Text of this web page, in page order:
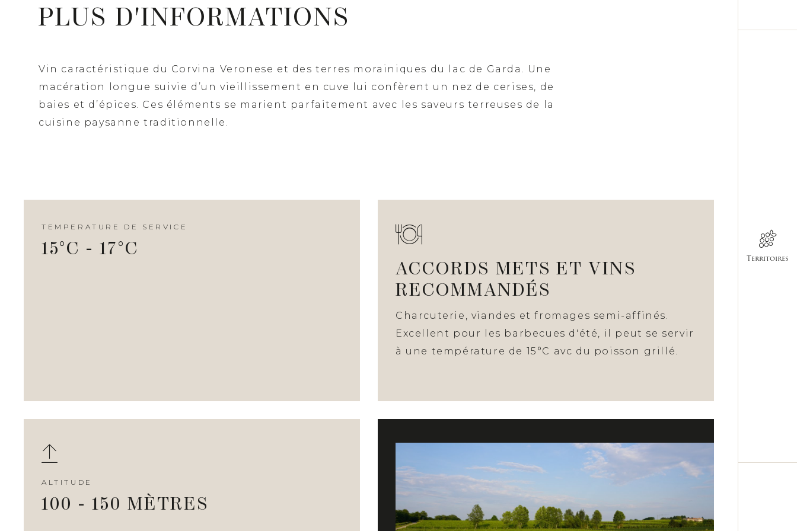
Territoires
PLUS D'INFORMATIONS
Vin caractéristique du Corvina Veronese et des terres morainiques du lac de Garda. Une
macération longue suivie d’un vieillissement en cuve lui confèrent un nez de cerises, de
baies et d’épices. Ces éléments se marient parfaitement avec les saveurs terreuses de la
cuisine paysanne traditionnelle.
TEMPERATURE DE SERVICE
15°C - 17°C
ACCORDS METS ET VINS
RECOMMANDÉS
Charcuterie, viandes et fromages semi-affinés.
Excellent pour les barbecues d'été, il peut se servir
à une température de 15°C avc du poisson grillé.
ALTITUDE
100 - 150 MÈTRES